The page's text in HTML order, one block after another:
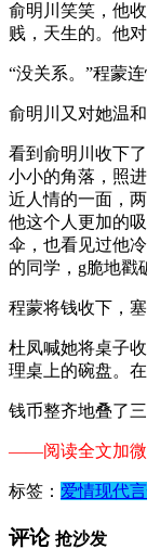
俞明川笑笑，他
贱，天生的。他
“没关系。”程蒙
俞明川又对她温
看到俞明川收下
小小的角落，照
近人情的一面，
他这个人更加的
伞，也看见过他
的同学，g脆地戳
程蒙将钱收下，塞
杜凤喊她将桌子
理桌上的碗盘。
钱币整齐地叠了
——阅读全文加微
标签： 爱情现代
评论 抢沙发